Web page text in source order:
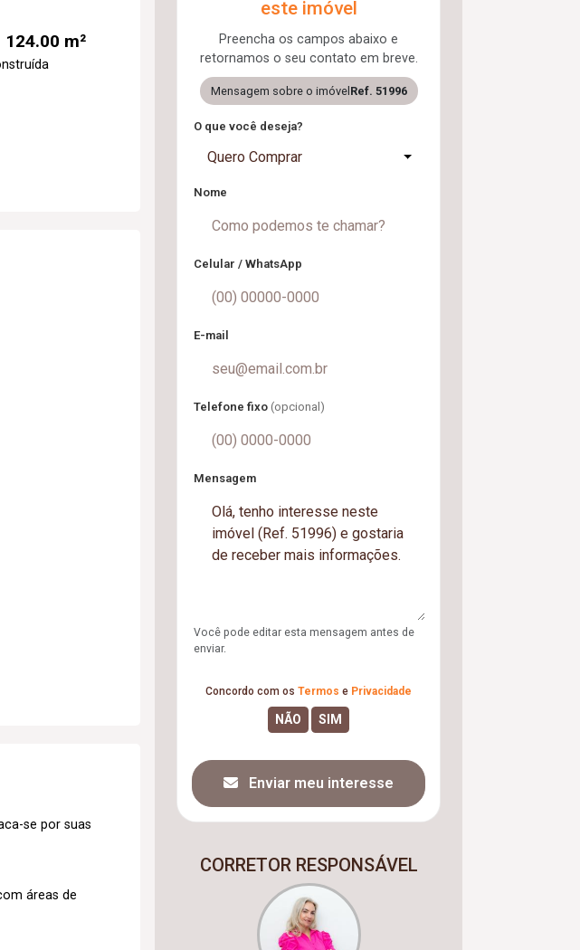
124.00 m²
se por suas
áreas de
este imóvel
Preencha os campos abaixo e
retornamos o seu contato em breve.
Mensagem sobre o imóvel Ref. 51996
O que você deseja?
Quero Comprar
Nome
Celular / WhatsApp
E-mail
Telefone fixo (opcional)
Mensagem
Você pode editar esta mensagem antes de
enviar.
Concordo com os Termos e Privacidade
Enviar meu interesse
CORRETOR RESPONSÁVEL